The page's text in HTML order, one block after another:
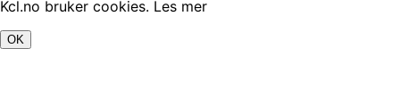
Kcl.no bruker cookies. Les mer
OK